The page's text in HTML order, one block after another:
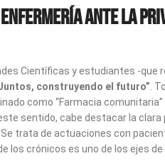
ante la
Científicas y estudiantes -
construyendo el futuro” .
como “Farmacia
sentido, cabe destacar la
trata de actuaciones con
los crónicos es uno de los ejes